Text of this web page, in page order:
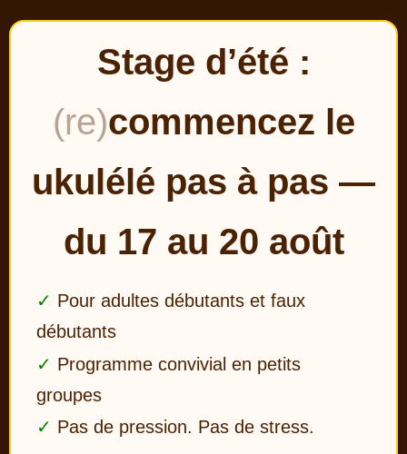
Stage d’été :
(re)commencez le
ukulélé pas à pas —
du 17 au 20 août
Pour adultes débutants et faux
débutants
Programme convivial en petits
groupes
Pas de pression. Pas de stress.